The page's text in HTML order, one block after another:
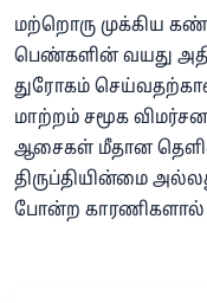
மற்றொரு முக்கிய
பெண்களின் வயது
துரோகம்
மாற்றம் சமூக
ஆசைகள் மீதான
திருப்தியின்மை
போன்ற காரணிகளால்